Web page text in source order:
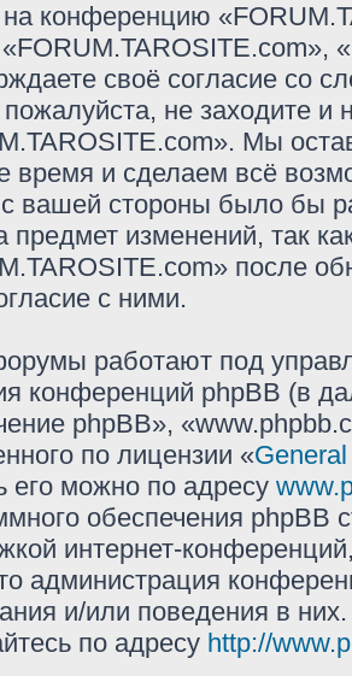
на конференцию
своё согласие со
не заходите и
Мы
время и сделаем всё
вашей стороны было бы
предмет изменений, так
после
с ними.
работают под
конференций phpBB (в
phpBB»,
по лицензии «
его можно по адресу
обеспечения phpBB
интернет-
администрация
и/или поведения в
по адресу http://